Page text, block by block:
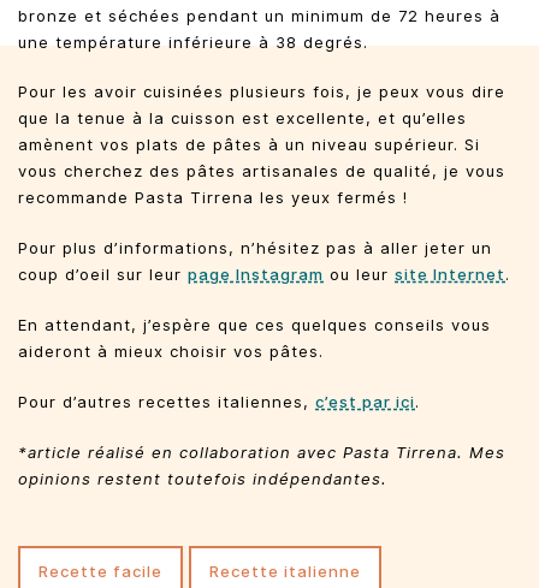
bronze et séchées pendant un minimum de 72 heures à
une température inférieure à 38 degrés.
Pour les avoir cuisinées plusieurs fois, je peux vous dire
que la tenue à la cuisson est excellente, et qu’elles
amènent vos plats de pâtes à un niveau supérieur. Si
vous cherchez des pâtes artisanales de qualité, je vous
recommande Pasta Tirrena les yeux fermés !
Pour plus d’informations, n’hésitez pas à aller jeter un
coup d’oeil sur leur page Instagram ou leur site Internet.
En attendant, j’espère que ces quelques conseils vous
aideront à mieux choisir vos pâtes.
Pour d’autres recettes italiennes, c’est par ici.
*article réalisé en collaboration avec Pasta Tirrena. Mes
opinions restent toutefois indépendantes.
recette facile recette italienne